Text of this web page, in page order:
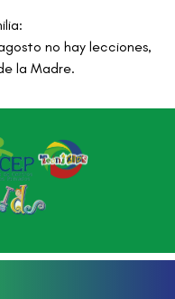
no hay lecciones,
la Madre.